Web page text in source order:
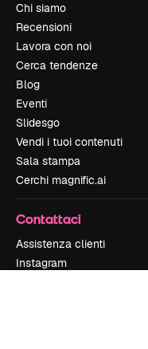
Chi siamo
Recensioni
Lavora con noi
Cerca tendenze
Blog
Eventi
Slidesgo
Vendi i tuoi contenuti
Sala stampa
Cerchi magnific.ai
Contattaci
Assistenza clienti
Instagram